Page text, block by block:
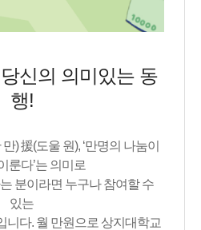
신의 의미있는 동
행!
) 援(도울 원), ‘만명의 나눔이
룬다’는 의미로
분이라면 누구나 참여할 수
있는
니다. 월 만원으로 상지대학교